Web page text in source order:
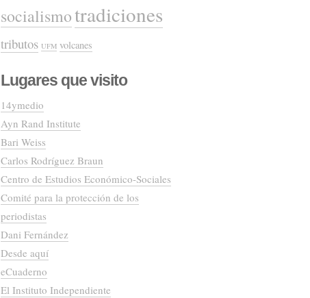
socialismotradiciones
tributos UFM volcanes
Lugares que visito
14ymedio
Ayn Rand Institute
Bari Weiss
Carlos Rodríguez Braun
Centro de Estudios Económico-Sociales
Comité para la protección de los
periodistas
Dani Fernández
Desde aquí
eCuaderno
El Instituto Independiente